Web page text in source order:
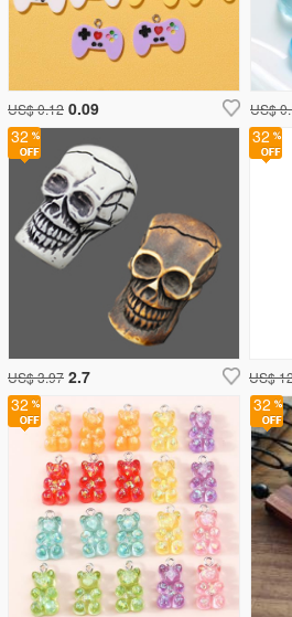
US$
US$ 0.12 0.09
32
32
US$ 3.97 2.7
32
32
US$